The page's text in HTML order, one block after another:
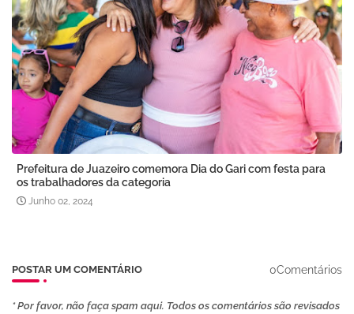
Prefeitura de Juazeiro comemora Dia do Gari com festa para
os trabalhadores da categoria
Junho 02, 2024
POSTAR UM COMENTÁRIO 0Comentários
* Por favor, não faça spam aqui. Todos os comentários são revisados ​​